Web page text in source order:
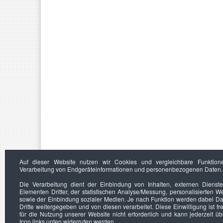
Auf dieser Website nutzen wir Cookies und vergleichbare
Verarbeitung von Endgeräteinformationen und personenbezogenen Daten.
Die Verarbeitung dient der Einbindung von Inhalten, externen
Elementen Dritter, der statistischen Analyse/Messung, personalisierten
sowie der Einbindung sozialer Medien. Je nach Funktion werden dabei
Dritte weitergegeben und von diesen verarbeitet. Diese Einwilligung ist
für die Nutzung unserer Website nicht erforderlich und kann jederzeit
Icon links unten widerrufen werden.